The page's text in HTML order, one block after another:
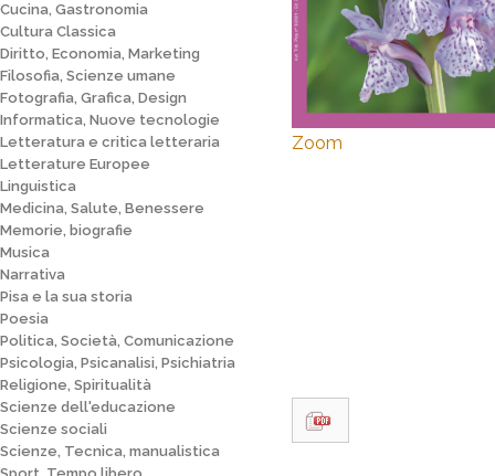
Cucina, Gastronomia
Cultura Classica
Diritto, Economia, Marketing
Filosofia, Scienze umane
Fotografia, Grafica, Design
Informatica, Nuove tecnologie
Letteratura e critica letteraria
Letterature Europee
Linguistica
Medicina, Salute, Benessere
Memorie, biografie
Musica
Narrativa
Pisa e la sua storia
Poesia
Politica, Società, Comunicazione
Psicologia, Psicanalisi, Psichiatria
Religione, Spiritualità
Scienze dell'educazione
Scienze sociali
Scienze, Tecnica, manualistica
Zoom